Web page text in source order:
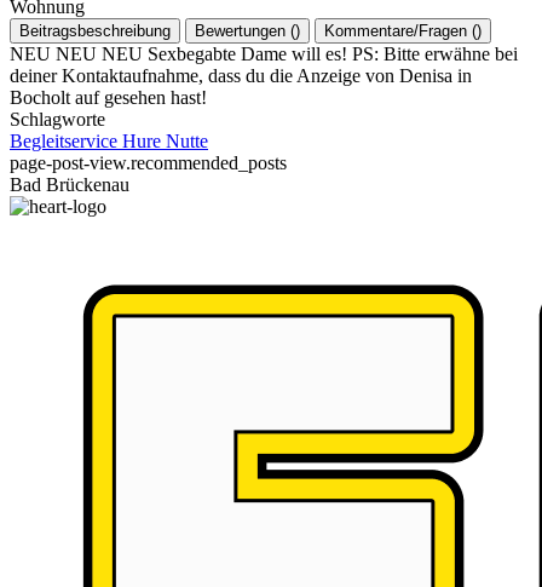
Wohnung
Beitragsbeschreibung Bewertungen () Kommentare/Fragen ()
NEU NEU NEU Sexbegabte Dame will es! PS: Bitte erwähne bei
deiner Kontaktaufnahme, dass du die Anzeige von Denisa in
Bocholt auf gesehen hast!
Schlagworte
Begleitservice Hure Nutte
page-post-view.recommended_posts
Bad Brückenau